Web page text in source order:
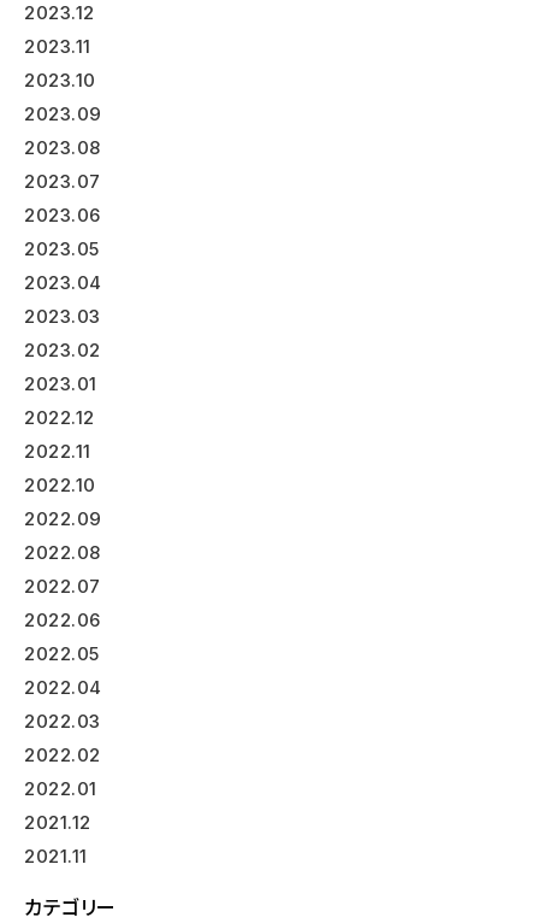
2023.12
2023.11
2023.10
2023.09
2023.08
2023.07
2023.06
2023.05
2023.04
2023.03
2023.02
2023.01
2022.12
2022.11
2022.10
2022.09
2022.08
2022.07
2022.06
2022.05
2022.04
2022.03
2022.02
2022.01
2021.12
2021.11
カテゴリー